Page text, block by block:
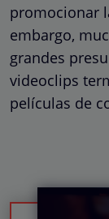
promocionar
embargo,
grandes
videoclips
películas de